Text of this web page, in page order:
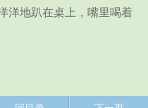
地趴在桌上，嘴里喝着